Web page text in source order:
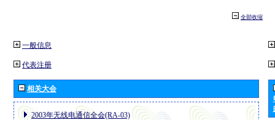
全部收缩
一般信息
代表注册
相关大会
2003年无线电通信全会(RA-03)